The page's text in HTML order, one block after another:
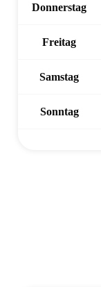
Donnerstag
Freitag
Samstag
Sonntag